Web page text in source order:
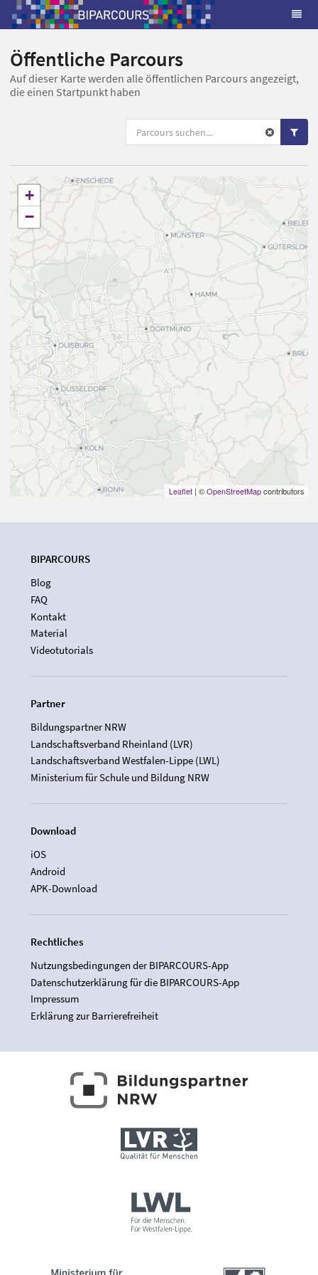
Öffentliche Parcours
Auf dieser Karte werden alle öffentlichen Parcours angezeigt,
die einen Startpunkt haben
+
−
Leaflet | ©OpenStreetMapcontributors
BIPARCOURS
Blog
FAQ
Kontakt
Material
Videotutorials
Partner
Bildungspartner NRW
Landschaftsverband Rheinland (LVR)
Landschaftsverband Westfalen-Lippe (LWL)
Ministerium für Schule und Bildung NRW
Download
iOS
Android
APK-Download
Rechtliches
Nutzungsbedingungen der BIPARCOURS-App
Datenschutzerklärung für die BIPARCOURS-App
Impressum
Erklärung zur Barrierefreiheit